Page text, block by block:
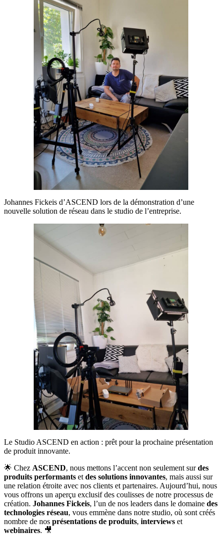
Johannes Fickeis d’ASCEND lors de la démonstration d’une
nouvelle solution de réseau dans le studio de l’entreprise.
Le Studio ASCEND en action : prêt pour la prochaine présentation
de produit innovante.
🌟 Chez ASCEND, nous mettons l’accent non seulement surdes
produits performants et des solutions innovantes, mais aussi sur
une relation étroite avec nos clients et partenaires. Aujourd’hui, nous
vous offrons un aperçu exclusif des coulisses de notre processus de
création. Johannes Fickeis, l’un de nos leaders dans le domaine des
technologies réseau, vous emmène dans notre studio, où sont créés
nombre de nos présentations de produits, interviews et
webinaires. 🎥